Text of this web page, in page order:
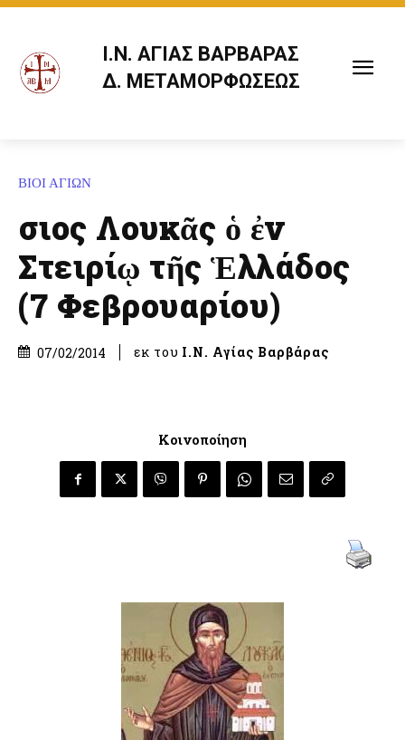
Ι.Ν. ΑΓΙΑΣ ΒΑΡΒΑΡΑΣ
Δ. ΜΕΤΑΜΟΡΦΩΣΕΩΣ
ΒΙΟΙ ΑΓΙΩΝ
Ὅσιος Λουκᾶς ὁ ἐν
Στειρίῳ τῆς Ἑλλάδος
(7 Φεβρουαρίου)
07/02/2014 εκ του Ι.Ν. Αγίας Βαρβάρας
Κοινοποίηση